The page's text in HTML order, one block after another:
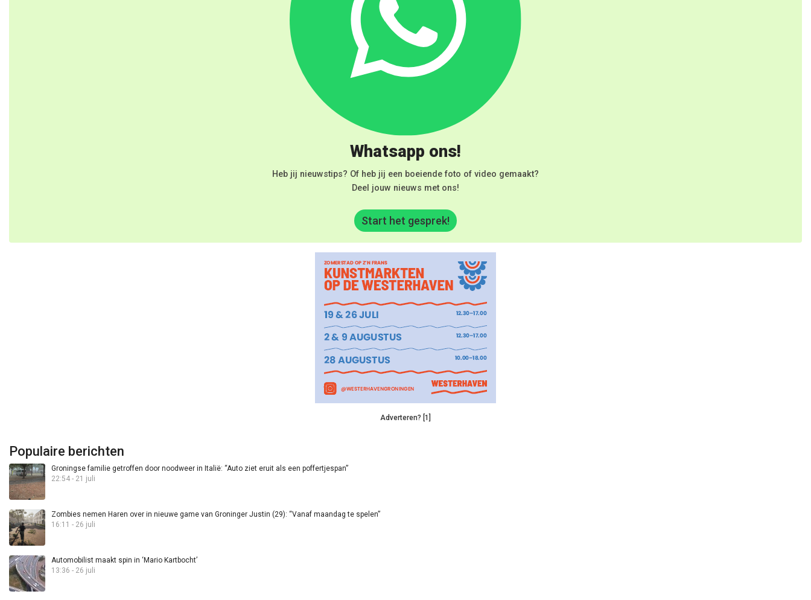
Whatsapp ons!
Heb jij nieuwstips? Of heb jij een boeiende foto of video gemaakt?
Deel jouw nieuws met ons!
Start het gesprek!
Adverteren? [1]
Populaire berichten
Groningse familie getroffen door noodweer in Italië: “Auto ziet eruit als een poffertjespan”
22:54 - 21 juli
Zombies nemen Haren over in nieuwe game van Groninger Justin (29): “Vanaf maandag te spelen”
16:11 - 26 juli
Automobilist maakt spin in ‘Mario Kartbocht’
13:36 - 26 juli